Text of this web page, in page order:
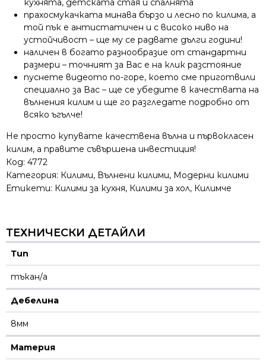
кухнята, детската стая и спалнята
прахосмукачката минава бързо и лесно по килима, а
той пък е антистатичен и с високо ниво на
устойчивост – ще му се радвате дълги години!
наличен в богато разнообразие от стандартни
размери – точният за Вас е на клик разстояние
пуснете видеото по-горе, което сме приготвили
специално за Вас – ще се убедите в качествата на
вълнения килим и ще го разгледате подробно от
всяко ъгълче!
Не просто купувате качествена вълна и първокласен
килим, а правите съвършена инвестиция!
Код: 4772
Категория: Килими, Вълнени килими, Модерни килими
Етикети: Килими за кухня, Килими за хол, Килимче
ТЕХНИЧЕСКИ ДЕТАЙЛИ
Тип
тъкан/а
Дебелина
8мм
Материя